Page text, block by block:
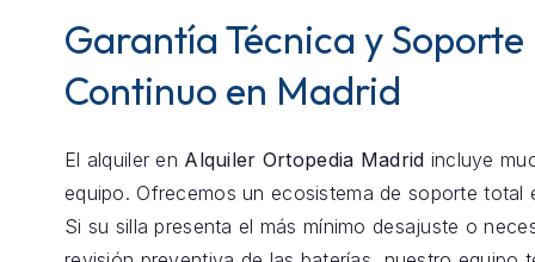
Garantía Técnica y Soporte
Continuo en Madrid
El alquiler en Alquiler Ortopedia Madrid incluye
equipo. Ofrecemos un ecosistema de soporte total
Si su silla presenta el más mínimo desajuste o